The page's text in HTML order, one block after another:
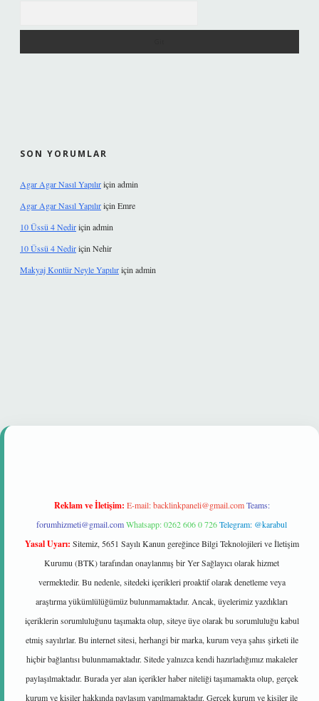
SON YORUMLAR
Agar Agar Nasıl Yapılıriçin admin
Agar Agar Nasıl Yapılıriçin Emre
10 Üssü 4 Nediriçin admin
10 Üssü 4 Nediriçin Nehir
Makyaj Kontür Neyle Yapılıriçin admin
mi
Reklam ve İletişim: E-mail:backlinkpaneli@gmail.com Teams:
forumhizmeti@gmail.comWhatsapp: 0262 606 0 726Telegram: @karabul
Yasal Uyarı: Sitemiz, 5651 Sayılı Kanun gereğince Bilgi Teknolojileri ve İletişim
Kurumu (BTK) tarafından onaylanmış bir Yer Sağlayıcı olarak hizmet
vermektedir. Bu nedenle, sitedeki içerikleri proaktif olarak denetleme veya
araştırma yükümlülüğümüz bulunmamaktadır. Ancak, üyelerimiz yazdıkları
içeriklerin sorumluluğunu taşımakta olup, siteye üye olarak bu sorumluluğu kabul
etmiş sayılırlar. Bu internet sitesi, herhangi bir marka, kurum veya şahıs şirketi ile
hiçbir bağlantısı bulunmamaktadır. Sitede yalnızca kendi hazırladığımız makaleler
paylaşılmaktadır. Burada yer alan içerikler haber niteliği taşımamakta olup, gerçek
kurum ve kişiler hakkında paylaşım yapılmamaktadır. Gerçek kurum ve kişiler ile